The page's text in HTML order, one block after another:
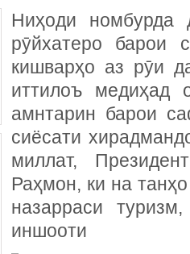
Ниҳоди номбурда
рӯйхатеро барои
кишварҳо аз рӯи
иттилоъ медиҳад
амнтарин барои
сиёсати
миллат,
Раҳмон, ки на
назарраси
иншооти